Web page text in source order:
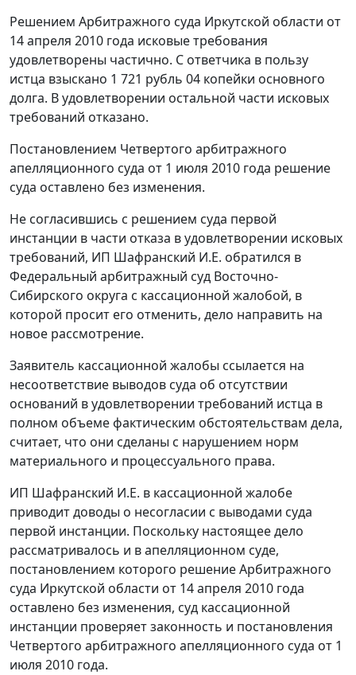
Решением Арбитражного суда Иркутской области от
14 апреля 2010 года исковые требования
удовлетворены частично. С ответчика в пользу
истца взыскано 1 721 рубль 04 копейки основного
долга. В удовлетворении остальной части исковых
требований отказано.
Постановлением Четвертого арбитражного
апелляционного суда от 1 июля 2010 года решение
суда оставлено без изменения.
Не согласившись с решением суда первой
инстанции в части отказа в удовлетворении исковых
требований, ИП Шафранский И.Е. обратился в
Федеральный арбитражный суд Восточно-
Сибирского округа с кассационной жалобой, в
которой просит его отменить, дело направить на
новое рассмотрение.
Заявитель кассационной жалобы ссылается на
несоответствие выводов суда об отсутствии
оснований в удовлетворении требований истца в
полном объеме фактическим обстоятельствам дела,
считает, что они сделаны с нарушением норм
материального и процессуального права.
ИП Шафранский И.Е. в кассационной жалобе
приводит доводы о несогласии с выводами суда
первой инстанции. Поскольку настоящее дело
рассматривалось и в апелляционном суде,
постановлением которого решение Арбитражного
суда Иркутской области от 14 апреля 2010 года
оставлено без изменения, суд кассационной
инстанции проверяет законность и постановления
Четвертого арбитражного апелляционного суда от 1
июля 2010 года.